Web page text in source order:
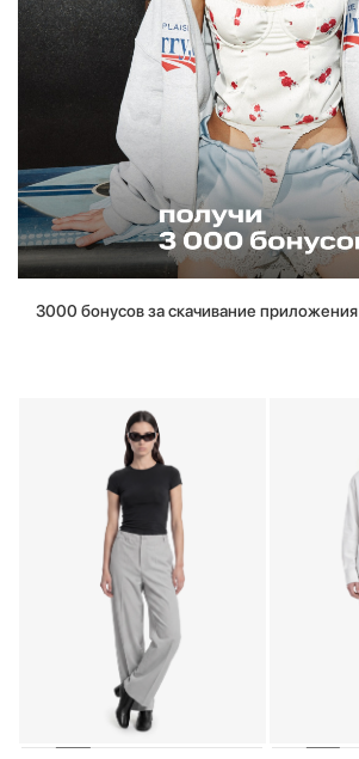
3000 бонусов за скачивание приложения